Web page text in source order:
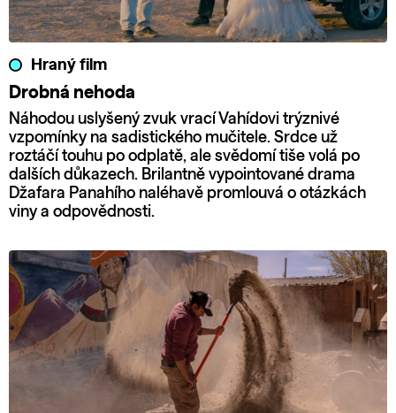
Hraný film
Drobná nehoda
Náhodou uslyšený zvuk vrací Vahídovi trýznivé
vzpomínky na sadistického mučitele. Srdce už
roztáčí touhu po odplatě, ale svědomí tiše volá po
dalších důkazech. Brilantně vypointované drama
Džafara Panahího naléhavě promlouvá o otázkách
viny a odpovědnosti.